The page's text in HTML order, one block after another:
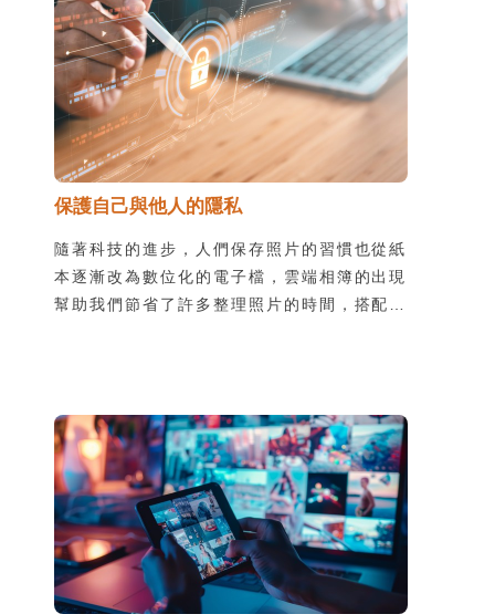
這些內容被不肖人士流傳、利用。
保護自己與他人的隱私
隨著科技的進步，人們保存照片的習慣也從紙
本逐漸改為數位化的電子檔，雲端相簿的出現
幫助我們節省了許多整理照片的時間，搭配行
原則就是「保護自已與他人的隱私」。